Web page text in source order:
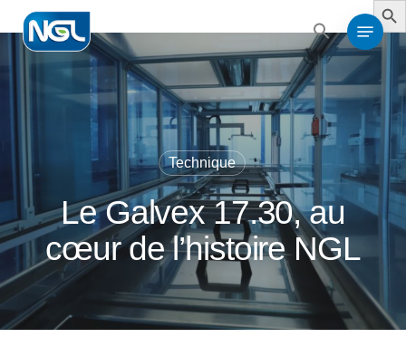
Skip
to
Search
for:
Menu
Technique
Le Galvex 17.30, au
cœur de l’histoire NGL
Close
Menu